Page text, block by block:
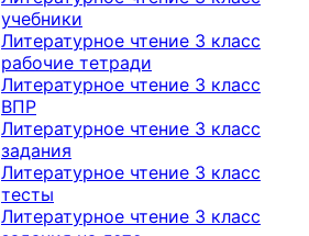
учебники
Литературное чтение 3 класс
рабочие тетради
Литературное чтение 3 класс
ВПР
Литературное чтение 3 класс
задания
Литературное чтение 3 класс
тесты
Литературное чтение 3 класс